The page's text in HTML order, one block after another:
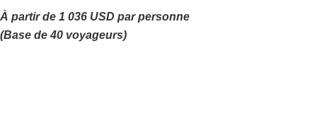
À partir de 1 036 USD par personne
(Base de 40 voyageurs)